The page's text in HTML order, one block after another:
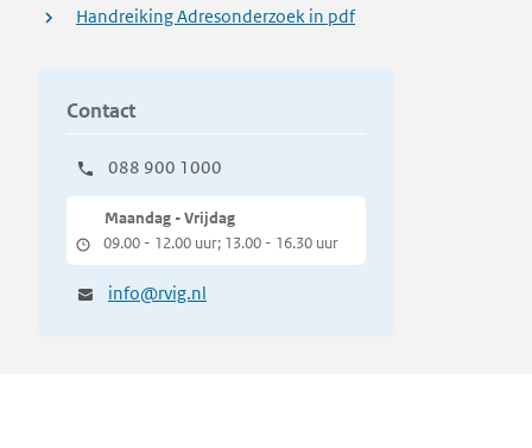
Handreiking Adresonderzoek in pdf
Contact
088 900 1000
Maandag - Vrijdag
09.00 - 12.00 uur; 13.00 - 16.30 uur
info@rvig.nl